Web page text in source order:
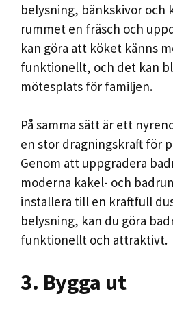
belysning, bänkskivor och
rummet en fräsch och
kan göra att köket känns
funktionellt, och det kan
mötesplats för familjen.
På samma sätt är ett
en stor dragningskraft för
Genom att uppgradera
moderna kakel- och
installera till en kraftfull
belysning, kan du göra
funktionellt och attraktivt.
3. Bygga ut